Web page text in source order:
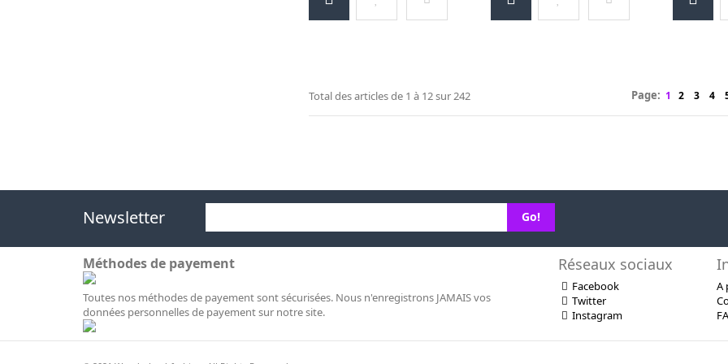
Total des articles de 1 à 12sur242 Page: 1 2 3 4
Newsletter Go!
Méthodes de payement
Toutes nos méthodes de payement sont sécurisées. Nous n'enregistrons JAMAIS vos
données personnelles de payement sur notre site.
Réseaux sociaux
Facebook
Twitter
Instagram
A